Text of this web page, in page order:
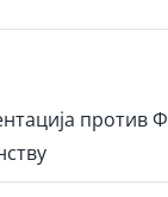
против